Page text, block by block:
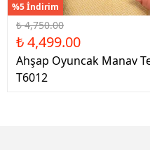
%5 İndirim
₺ 4,750.00
₺ 4,499.00
Ahşap Oyuncak Manav
T6012